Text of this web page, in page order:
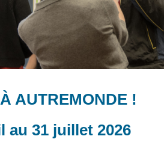
AUTREMONDE !
au 31 juillet 2026